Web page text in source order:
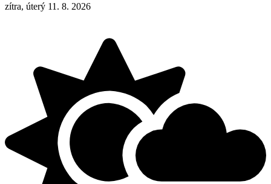
zítra, úterý 11. 8. 2026